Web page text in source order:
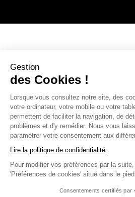
Gestion
des Cookies !
Lorsque vous consultez notre site, des
votre ordinateur, votre mobile ou votre
permettent de faciliter la navigation, de
problèmes et d'y remédier. Nous vous
paramétrer votre consentement aux
Lire la politique de confidentialité
Pour modifier vos préférences par la
'Préférences de cookies' situé dans le pied
Consentements certifiés par
INFOS PRATIQUES
L’ENSEIGNE DISTRICENTER
Suivez-nous
Moyens de